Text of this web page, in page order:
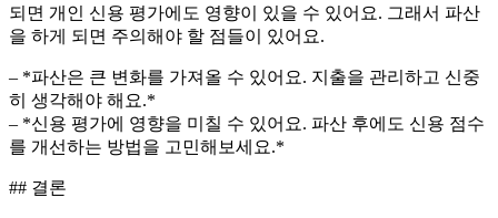
되면 개인 신용 평가에도 영향이 있을 수 있어요. 그래서 파산
을 하게 되면 주의해야 할 점들이 있어요.
– *파산은 큰 변화를 가져올 수 있어요. 지출을 관리하고 신중
히 생각해야 해요.*
– *신용 평가에 영향을 미칠 수 있어요. 파산 후에도 신용 점수
를 개선하는 방법을 고민해보세요.*
## 결론